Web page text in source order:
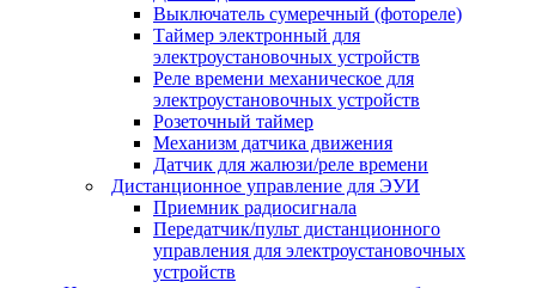
Выключатель сумеречный (фотореле)
Таймер электронный для
электроустановочных устройств
Реле времени механическое для
электроустановочных устройств
Розеточный таймер
Механизм датчика движения
Датчик для жалюзи/реле времени
Дистанционное управление для ЭУИ
Приемник радиосигнала
Передатчик/пульт дистанционного
управления для электроустановочных
устройств